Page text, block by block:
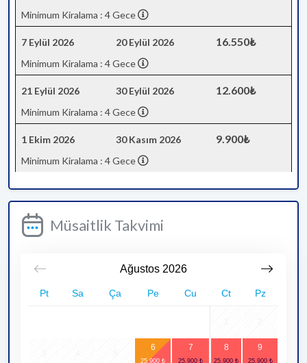
Minimum Kiralama : 4 Gece
7 Eylül 2026 20 Eylül 2026 16.550₺
Minimum Kiralama : 4 Gece
21 Eylül 2026 30 Eylül 2026 12.600₺
Minimum Kiralama : 4 Gece
1 Ekim 2026 30 Kasım 2026 9.900₺
Minimum Kiralama : 4 Gece
Müsaitlik Takvimi
Ağustos 2026
Pt Sa Ça Pe Cu Ct Pz
6 7 8 9